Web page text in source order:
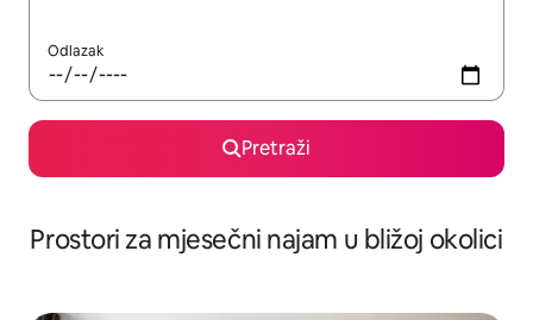
Odlazak
Pretraži
Prostori za mjesečni najam u bližoj okolici